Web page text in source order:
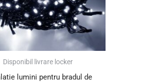
Disponibil livrare locker
lumini pentru bradul de